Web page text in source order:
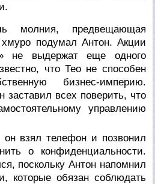
молния, предвещающая
подумал Антон. Акции
не выдержат еще одного
что Тео не способен
бизнес-империю.
заставил всех поверить, что
управлению
он взял телефон и позвонил
о конфиденциальности.
поскольку Антон напомнил
которые обязан соблюдать